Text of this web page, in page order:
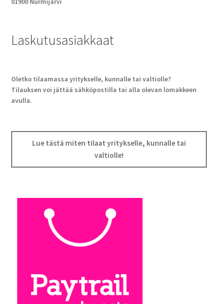
Laskutusasiakkaat
Oletko tilaamassa yritykselle, kunnalle tai valtiolle?
Tilauksen voi jättää sähköpostilla tai alla olevan lomakkeen
avulla.
Lue tästä miten tilaat yritykselle, kunnalle tai
valtiolle!